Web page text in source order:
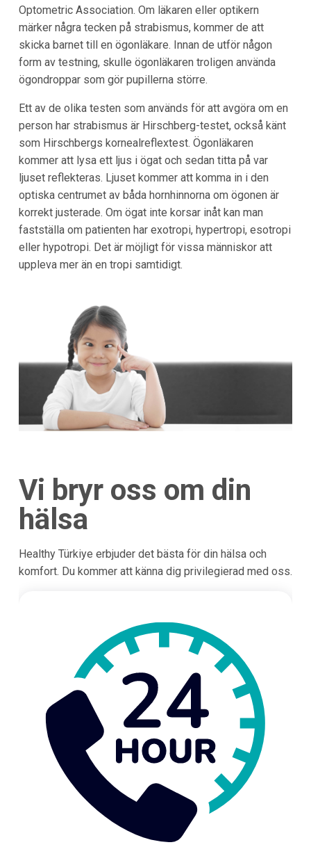
Optometric Association. Om läkaren eller optikern
märker några tecken på strabismus, kommer de att
skicka barnet till en ögonläkare. Innan de utför någon
form av testning, skulle ögonläkaren troligen använda
ögondroppar som gör pupillerna större.
Ett av de olika testen som används för att avgöra om en
person har strabismus är Hirschberg-testet, också känt
som Hirschbergs kornealreflextest. Ögonläkaren
kommer att lysa ett ljus i ögat och sedan titta på var
ljuset reflekteras. Ljuset kommer att komma in i den
optiska centrumet av båda hornhinnorna om ögonen är
korrekt justerade. Om ögat inte korsar inåt kan man
fastställa om patienten har exotropi, hypertropi, esotropi
eller hypotropi. Det är möjligt för vissa människor att
uppleva mer än en tropi samtidigt.
Vi bryr oss om din
hälsa
Healthy Türkiye erbjuder det bästa för din hälsa och
komfort. Du kommer att känna dig privilegierad med oss.